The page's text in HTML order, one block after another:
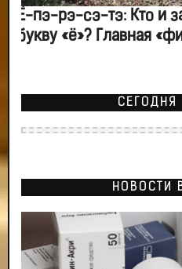
Ё-пэ-рэ-сэ-тэ: Кто и
букву «ё»? Главная
СЕГОДНЯ
НОВОСТИ